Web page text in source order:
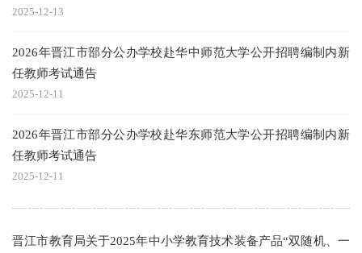
2025-12-13
2026年晋江市部分公办学校赴华中师范大学公开招聘编制内新
任教师考试通告
2025-12-11
2026年晋江市部分公办学校赴华东师范大学公开招聘编制内新
任教师考试通告
2025-12-11
晋江市教育局关于2025年中小学教育技术装备产品“双随机、一